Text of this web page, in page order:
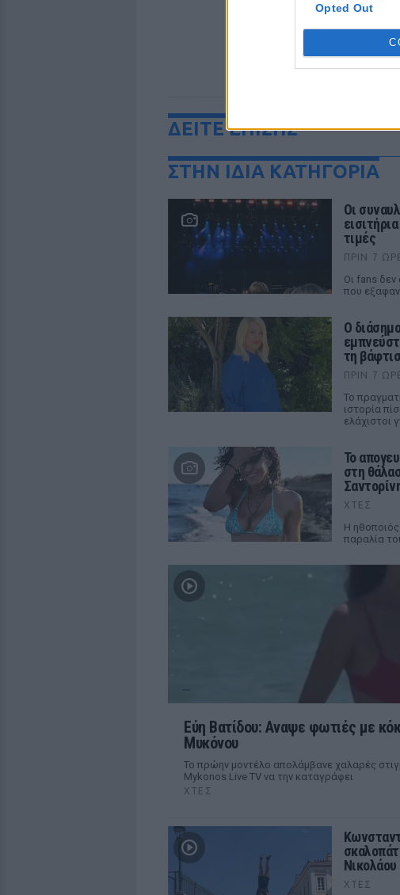
Opted Out
ΔΕΙΤΕ ΕΠΙΣΗΣ
ΣΤΗΝ ΙΔΙΑ ΚΑΤΗΓΟΡΙΑ
Οι
τιμές
ΠΡΙΝ 7
Οι fans δεν
που
Ο
τη
ΠΡΙΝ 7
Το
ιστορία
ελάχιστοι
Το
στη
ΧΤΕΣ
Η
παραλία
Εύη Βατίδου: Αναψε φωτιές με
Μυκόνου
Το πρώην μοντέλο απολάμβανε χαλαρές
Mykonos Live TV να την καταγράφει
ΧΤΕΣ
Νικολάου
ΧΤΕΣ